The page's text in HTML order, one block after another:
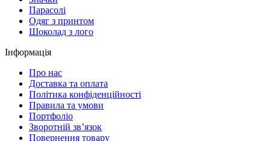
Парасолі
Одяг з принтом
Шоколад з лого
Інформація
Про нас
Доставка та оплата
Політика конфіденційності
Правила та умови
Портфоліо
Зворотній зв’язок
Повернення товару